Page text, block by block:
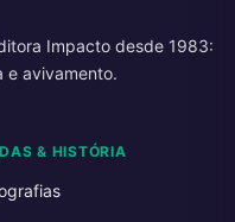
Impacto desde 1983:
e avivamento.
& HISTÓRIA